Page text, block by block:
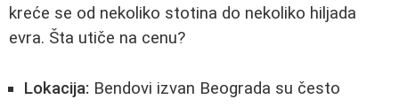
kreće se od nekoliko stotina do nekoliko hiljada
evra. Šta utiče na cenu?
Lokacija: Bendovi izvan Beograda su često